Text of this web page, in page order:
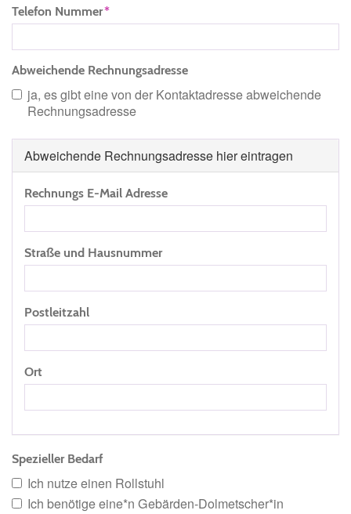
Telefon Nummer
Abweichende Rechnungsadresse
ja, es gibt eine von der Kontaktadresse abweichende
Rechnungsadresse
Abweichende Rechnungsadresse hier eintragen
Rechnungs E-Mail Adresse
Straße und Hausnummer
Postleitzahl
Ort
Spezieller Bedarf
Ich nutze einen Rollstuhl
Ich benötige eine*n Gebärden-Dolmetscher*in